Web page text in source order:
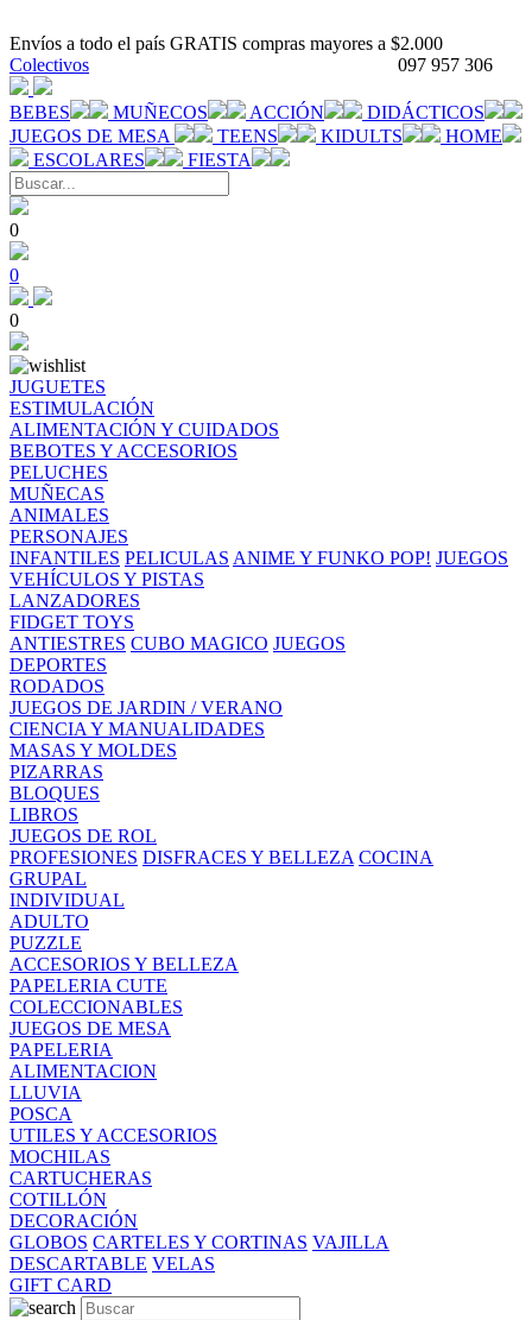
Envíos a todo el país GRATIS compras mayores a $2.000
097 957 306
Colectivos
BEBES MUÑECOS ACCIÓN
DIDÁCTICOS
JUEGOS DE MESA
TEENS KIDULTS
HOME
ESCOLARES
FIESTA
0
0
0
JUGUETES
ESTIMULACIÓN
ALIMENTACIÓN Y CUIDADOS
BEBOTES Y ACCESORIOS
PELUCHES
MUÑECAS
ANIMALES
PERSONAJES
INFANTILES PELICULAS ANIME Y FUNKO POP! JUEGOS
VEHÍCULOS Y PISTAS
LANZADORES
FIDGET TOYS
ANTIESTRES CUBO MAGICO JUEGOS
DEPORTES
RODADOS
JUEGOS DE JARDIN / VERANO
CIENCIA Y MANUALIDADES
MASAS Y MOLDES
PIZARRAS
BLOQUES
LIBROS
JUEGOS DE ROL
PROFESIONES DISFRACES Y BELLEZA COCINA
GRUPAL
INDIVIDUAL
ADULTO
PUZZLE
ACCESORIOS Y BELLEZA
PAPELERIA CUTE
COLECCIONABLES
JUEGOS DE MESA
PAPELERIA
ALIMENTACION
LLUVIA
POSCA
UTILES Y ACCESORIOS
MOCHILAS
CARTUCHERAS
COTILLÓN
DECORACIÓN
GLOBOS CARTELES Y CORTINAS VAJILLA
DESCARTABLE VELAS
GIFT CARD